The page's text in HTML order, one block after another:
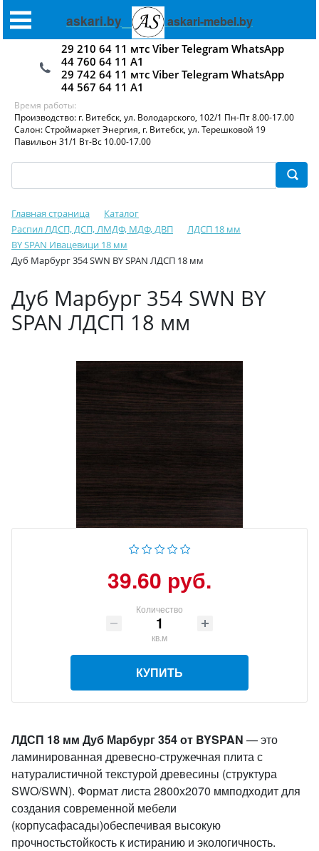
askari.by askari-mebel.by
29 210 64 11 мтс Viber Telegram WhatsApp
44 760 64 11 А1
29 742 64 11 мтс Viber Telegram WhatsApp
44 567 64 11 А1
Время работы:
Производство: г. Витебск, ул. Володарского, 102/1 Пн-Пт 8.00-17.00
Салон: Строймаркет Энергия, г. Витебск, ул. Терешковой 19
Павильон 31/1 Вт-Вс 10.00-17.00
Главная страница
Каталог
Распил ЛДСП, ДСП, ЛМДФ, МДФ, ДВП
ЛДСП 18 мм
BY SPAN Ивацевици 18 мм
Дуб Марбург 354 SWN BY SPAN ЛДСП 18 мм
Дуб Марбург 354 SWN BY
SPAN ЛДСП 18 мм
39.60 руб.
Количество
кв.м
КУПИТЬ
ЛДСП 18 мм Дуб Марбург 354 от BYSPAN — это
ламинированная древесно-стружечная плита с
натуралистичной текстурой древесины (структура
SWO/SWN). Формат листа 2800х2070 ммподходит для
создания современной мебели
(корпусафасады)обеспечивая высокую
прочностьстойкость к истиранию и экологичность.